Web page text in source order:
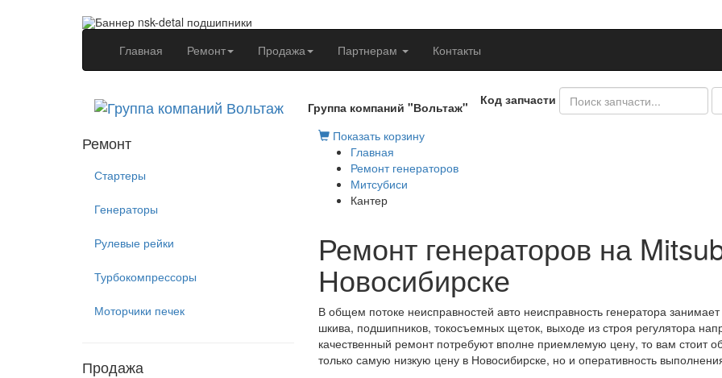
Главная (current)Ремонт Продажа Партнерам Контакты
Группа компаний "Вольтаж"
Код запчасти
Ремонт
Стартеры
Генераторы
Рулевые рейки
Турбокомпрессоры
Моторчики печек
Продажа
Показать корзину
Главная
Ремонт генераторов
Митсубиси
Кантер
Ремонт генераторов на
Новосибирске
В общем потоке неисправностей авто неисправность генератора
шкива, подшипников, токосъемных щеток, выходе из строя регулятора
качественный ремонт потребуют вполне приемлемую цену, то вам стоит
только самую низкую цену в Новосибирске, но и оперативность